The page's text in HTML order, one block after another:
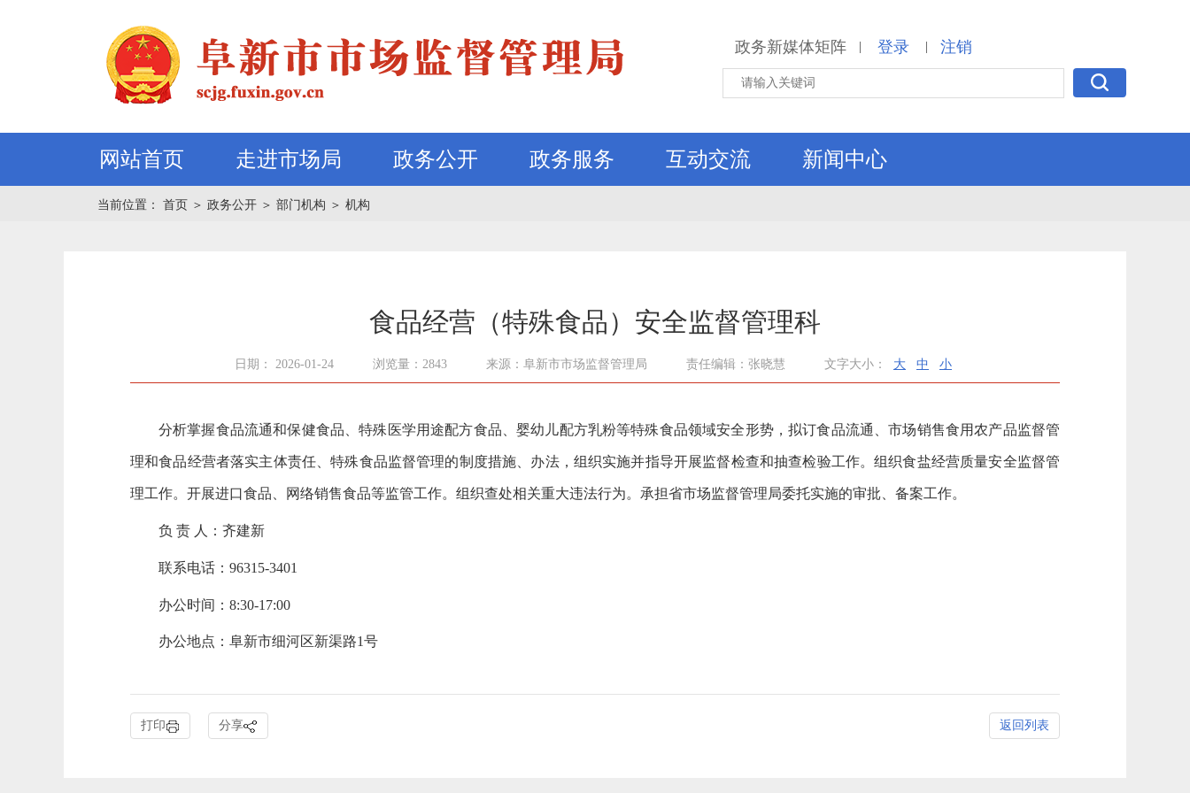
政务新媒体矩阵 | 登录 | 注销
网站首页 走进市场局 政务公开 政务服务 互动交流 新闻中心
当前位置： 首页 ＞ 政务公开 ＞ 部门机构 ＞ 机构
食品经营（特殊食品）安全监督管理科
日期： 2026-01-24 浏览量：2843 来源：阜新市市场监督管理局 责任编辑：张晓慧 文字大小： 大 中 小
分析掌握食品流通和保健食品、特殊医学用途配方食品、婴幼儿配方乳粉等特殊食品领域安全形势，拟订食品流通、市场销售食用农产品监督管
理和食品经营者落实主体责任、特殊食品监督管理的制度措施、办法，组织实施并指导开展监督检查和抽查检验工作。组织食盐经营质量安全监督管
理工作。开展进口食品、网络销售食品等监管工作。组织查处相关重大违法行为。承担省市场监督管理局委托实施的审批、备案工作。
负 责 人：齐建新
联系电话： 96315-3401
办公时间： 8:30-17:00
办公地点：阜新市细河区新渠路1号
打印 分享 返回列表